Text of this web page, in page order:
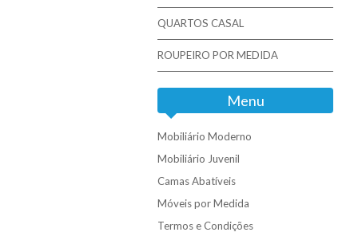
QUARTOS CASAL
ROUPEIRO POR MEDIDA
Menu
Mobiliário Moderno
Mobiliário Juvenil
Camas Abatíveis
Móveis por Medida
Termos e Condições